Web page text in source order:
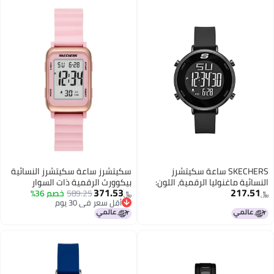
SKECHERS ساعة سكيتشرز
النسائية ماغنوليا الرقمية، اللون:
أسود (الموديل: SR6065)
﷼‏217.51
سكيتشرز ساعة سكيتشرز النسائية
بيكوورث الرقمية ذات السوار
المغناطيسي، لون وردي فاتح
﷼‏371.53
589.25خصم 36%
أقل سعر في 30 يوم
أقل سعر في 30 يوم